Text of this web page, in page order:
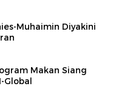
Muhaimin Diyakini
Makan Siang
Global